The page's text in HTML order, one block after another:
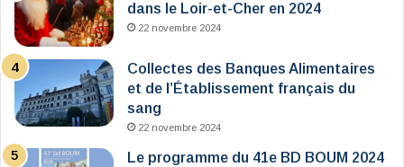
dans le Loir-et-Cher en 2024
22 novembre 2024
Collectes des Banques Alimentaires
et de l’Établissement français du
sang
22 novembre 2024
Le programme du 41e BD BOUM 2024